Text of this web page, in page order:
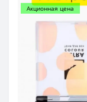
Акционная цена